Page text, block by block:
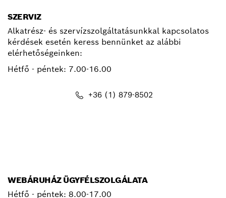
SZERVIZ
Alkatrész- és szervízszolgáltatásunkkal kapcsolatos
kérdések esetén keress bennünket az alábbi
elérhetőségeinken:
Hétfő - péntek: 7.00-16.00
+36 (1) 879-8502
WEBÁRUHÁZ ÜGYFÉLSZOLGÁLATA
Hétfő - péntek: 8.00-17.00